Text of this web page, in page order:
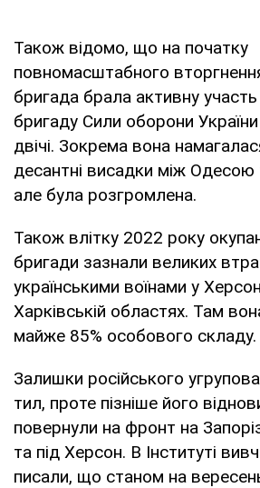
Також відомо, що на початку
повномасштабного
бригада брала активну участь
бригаду Сили оборони
двічі. Зокрема вона
десантні висадки між
але була розгромлена.
Також влітку 2022 року
бригади зазнали великих
українськими воїнами у
Харківській областях. Там
майже 85% особового складу.
Залишки російського
тил, проте пізніше його
повернули на фронт на
та під Херсон. В Інституті
писали, що станом на